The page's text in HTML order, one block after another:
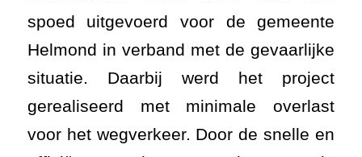
spoed uitgevoerd voor de gemeente
Helmond in verband met de gevaarlijke
situatie. Daarbij werd het project
gerealiseerd met minimale overlast
voor het wegverkeer. Door de snelle en